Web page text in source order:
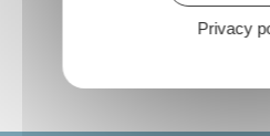
Privacy